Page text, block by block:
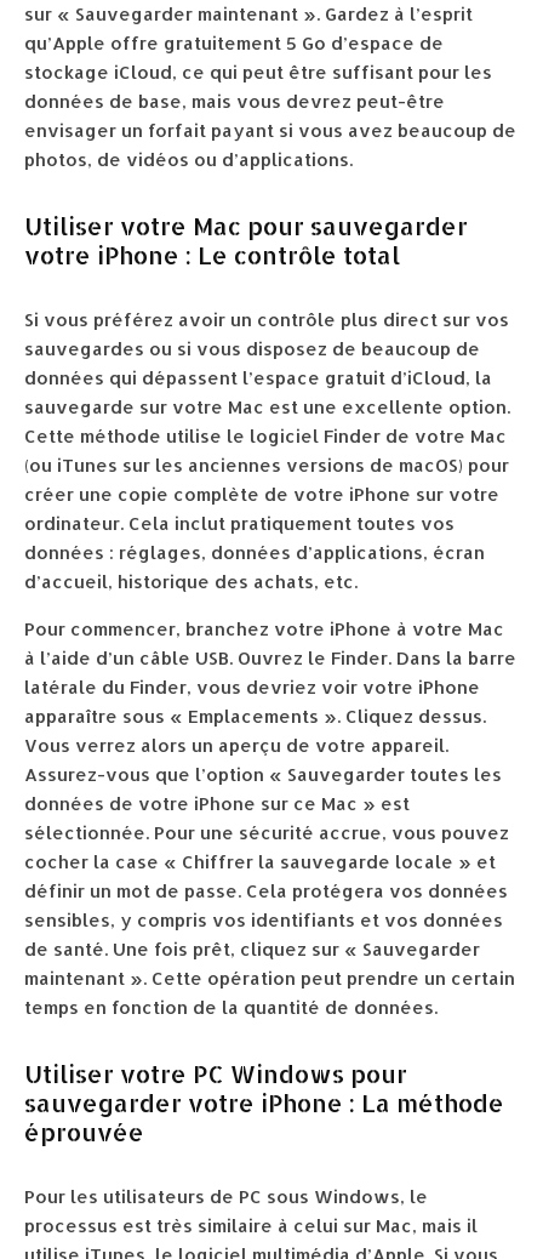
sur « Sauvegarder maintenant ». Gardez à l’esprit
qu’Apple offre gratuitement 5 Go d’espace de
stockage iCloud, ce qui peut être suffisant pour les
données de base, mais vous devrez peut-être
envisager un forfait payant si vous avez beaucoup de
photos, de vidéos ou d’applications.
Utiliser votre Mac pour sauvegarder
votre iPhone : Le contrôle total
Si vous préférez avoir un contrôle plus direct sur vos
sauvegardes ou si vous disposez de beaucoup de
données qui dépassent l’espace gratuit d’iCloud, la
sauvegarde sur votre Mac est une excellente option.
Cette méthode utilise le logiciel Finder de votre Mac
(ou iTunes sur les anciennes versions de macOS) pour
créer une copie complète de votre iPhone sur votre
ordinateur. Cela inclut pratiquement toutes vos
données : réglages, données d’applications, écran
d’accueil, historique des achats, etc.
Pour commencer, branchez votre iPhone à votre Mac
à l’aide d’un câble USB. Ouvrez le Finder. Dans la barre
latérale du Finder, vous devriez voir votre iPhone
apparaître sous « Emplacements ». Cliquez dessus.
Vous verrez alors un aperçu de votre appareil.
Assurez-vous que l’option « Sauvegarder toutes les
données de votre iPhone sur ce Mac » est
sélectionnée. Pour une sécurité accrue, vous pouvez
cocher la case « Chiffrer la sauvegarde locale » et
définir un mot de passe. Cela protégera vos données
sensibles, y compris vos identifiants et vos données
de santé. Une fois prêt, cliquez sur « Sauvegarder
maintenant ». Cette opération peut prendre un certain
temps en fonction de la quantité de données.
Utiliser votre PC Windows pour
sauvegarder votre iPhone : La méthode
éprouvée
Pour les utilisateurs de PC sous Windows, le
processus est très similaire à celui sur Mac, mais il